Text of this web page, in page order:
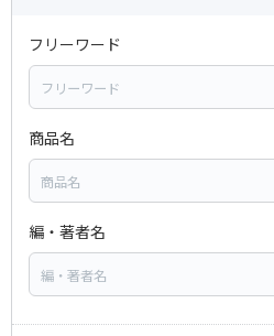
フリーワード
商品名
編・著者名